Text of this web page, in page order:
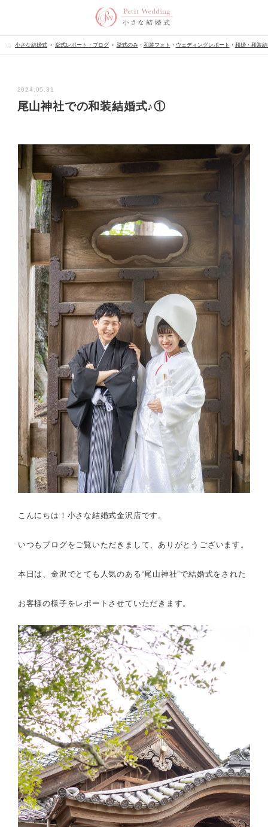
小さな結婚式 挙式レポート・ブログ 挙式のみ・ 和装フォト ・ ウェディングレポート ・ 和婚・和装
2024.05.31
尾山神社での和装結婚式♪①
こんにちは！小さな結婚式金沢店です。
いつもブログをご覧いただきまして、ありがとうございます。
本日は、金沢でとても人気のある“尾山神社”で結婚式をされた
お客様の様子をレポートさせていただきます。